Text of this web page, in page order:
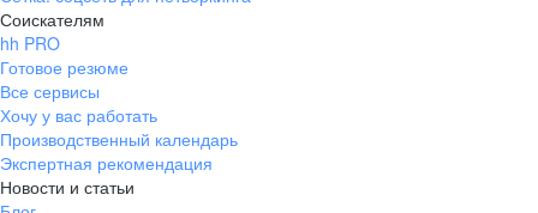
Соискателям
hh PRO
Готовое резюме
Все сервисы
Хочу у вас работать
Производственный календарь
Экспертная рекомендация
Новости и статьи